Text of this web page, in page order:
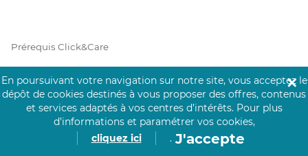
Prérequis Click&Care
Protection des Données
En poursuivant votre navigation sur notre site, vous acceptez le
dépôt de cookies destinés à vous proposer des offres, contenus
et services adaptés à vos centres d’intérêts. Pour plus
d’informations et paramétrer vos cookies,
cliquez ici
. J'accepte
✕